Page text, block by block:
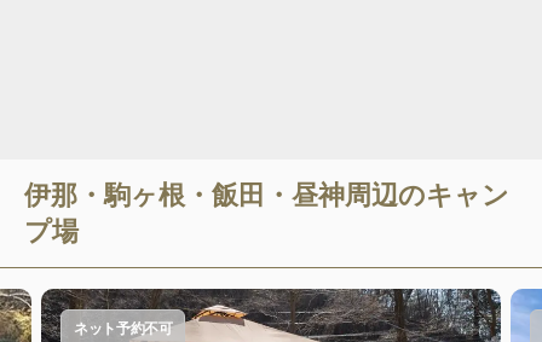
伊那・駒ヶ根・飯田・昼神周辺のキャン
プ場
ネット予約不可